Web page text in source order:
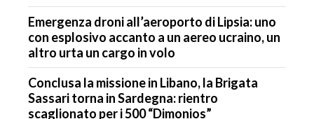
Emergenza droni all’aeroporto di Lipsia: uno
con esplosivo accanto a un aereo ucraino, un
altro urta un cargo in volo
Conclusa la missione in Libano, la Brigata
Sassari torna in Sardegna: rientro
scaglionato per i 500 “Dimonios”